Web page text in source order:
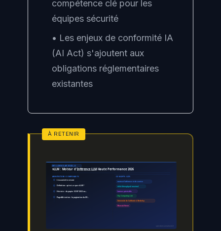
compétence clé pour les
équipes sécurité
• Les enjeux de conformité IA
(AI Act) s'ajoutent aux
obligations réglementaires
existantes
INTELLIGENCE ARTIFICIELLE
vLLM : Moteur d'Inférence LLMHaute Performance 2026
ARCHITECTURE / COMPOSANTS
L'essentiel à retenir
Définition : qu'est-ce que vLLM ?
Histoire : du papier SOSP 2023 au…
PagedAttention : la pagination du KV…
CONCEPTS CLÉS
moteur d'inférence et de service
débit (throughput) maximal
latence prévisible
Sky Computing Lab
Université de Californie à Berkeley
Woosuk Kwon
ayinedjimi-consultants.fr